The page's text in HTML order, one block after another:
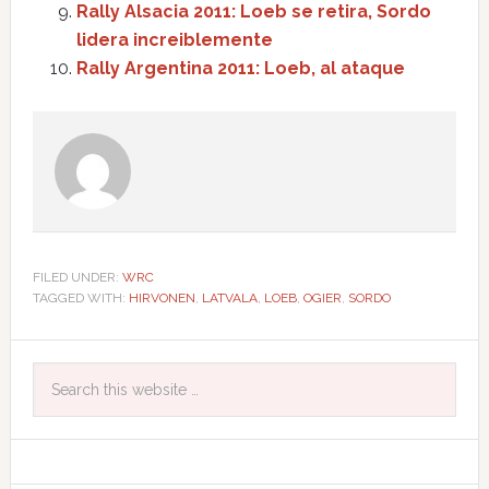
Rally Alsacia 2011: Loeb se retira, Sordo
lidera increiblemente
Rally Argentina 2011: Loeb, al ataque
FILED UNDER: WRC
TAGGED WITH: HIRVONEN, LATVALA, LOEB, OGIER, SORDO